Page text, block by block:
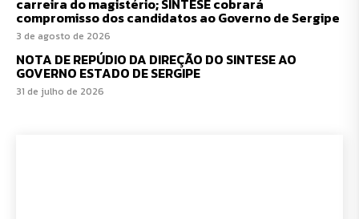
carreira do magistério; SINTESE cobrará
compromisso dos candidatos ao Governo de Sergipe
3 de agosto de 2026
NOTA DE REPÚDIO DA DIREÇÃO DO SINTESE AO
GOVERNO ESTADO DE SERGIPE
31 de julho de 2026